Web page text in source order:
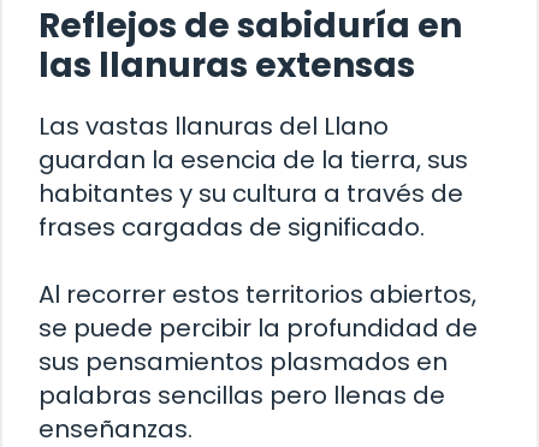
Reflejos de sabiduría en
las llanuras extensas
Las vastas llanuras del Llano
guardan la esencia de la tierra, sus
habitantes y su cultura a través de
frases cargadas de significado.
Al recorrer estos territorios abiertos,
se puede percibir la profundidad de
sus pensamientos plasmados en
palabras sencillas pero llenas de
enseñanzas.